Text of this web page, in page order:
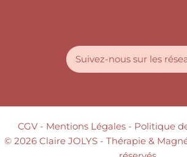
Suivez-nous sur les
CGV- Mentions Légales - Politique
© 2026 Claire JOLYS - Thérapie &